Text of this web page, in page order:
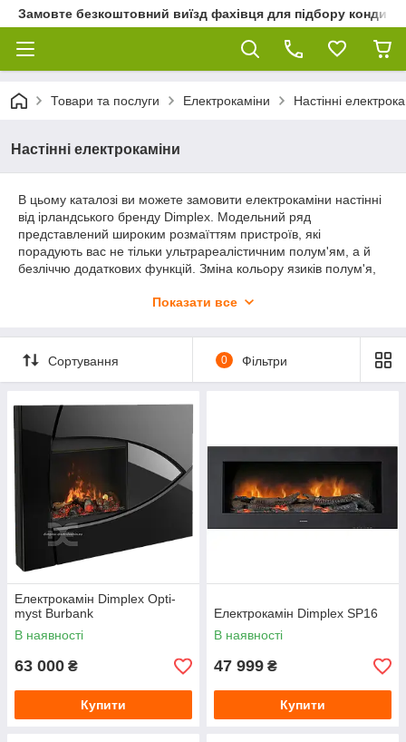
Замовте безкоштовний виїзд фахівця для підбору
Товари та послуги Електрокаміни Настінні
Настінні електрокаміни
В цьому каталозі ви можете замовити електрокаміни настінні
від ірландського бренду Dimplex. Модельний ряд
представлений широким розмаїттям пристроїв, які
порадують вас не тільки ультрареалістичним полум'ям, а й
безліччю додаткових функцій. Зміна кольору язиків полум'я,
газу, обігрів і багато іншого. Є моделі, укладені в декоративну
прості в монтажі - можна просто повісити на стіну і
підключити до електроживлення 220 V.
Показати все
Сортування 0 Фільтри
Електрокамін Dimplex Opti-
myst Burbank
В наявності
63 000 ₴
Купити
Електрокамін Dimplex SP16
В наявності
47 999 ₴
Купити